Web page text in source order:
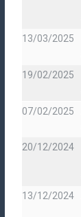
13/03/2025
19/02/2025
07/02/2025
20/12/2024
13/12/2024